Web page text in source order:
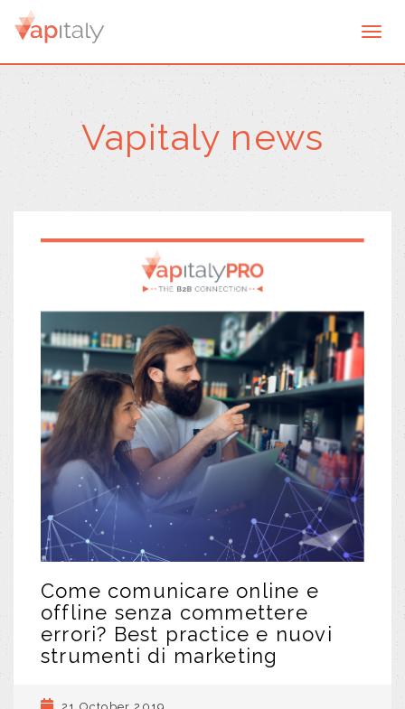
Vapitaly news
Come comunicare online e
offline senza commettere
errori? Best practice e nuovi
strumenti di marketing